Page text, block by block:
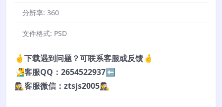
分辨率: 360
文件格式: PSD
🤞下载遇到问题？可联系客服或反馈🤞
🧏‍♂️客服QQ：2654522937⬅️
🕵️‍♀️客服微信：ztsjs2005🕵️‍♀️